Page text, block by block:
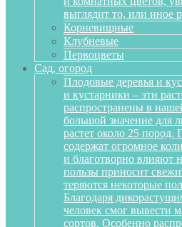
выглядит то, или иное
Корневищные
Клубневые
Первоцветы
Сад, огород
Плодовые деревья и
и кустарники – эти
распространены в
большой значение для
растет около 25 пород.
содержат огромное
и благотворно влияют
пользы приносит
теряются некоторые
Благодаря
человек смог вывести
сортов. Особенно